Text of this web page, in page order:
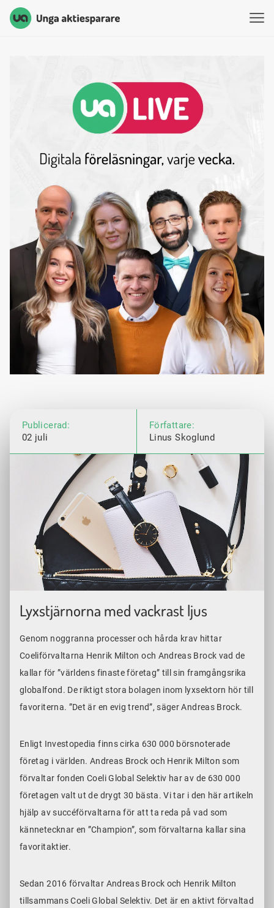
Unga Aktiesparare
Publicerad:
02 juli
Författare:
Linus Skoglund
Lyxstjärnorna med vackrast ljus
Genom noggranna processer och hårda krav hittar
Coeliförvaltarna Henrik Milton och Andreas Brock vad de
kallar för ”världens finaste företag” till sin framgångsrika
globalfond. De riktigt stora bolagen inom lyxsektorn hör till
favoriterna. ”Det är en evig trend”, säger Andreas Brock.
Enligt Investopedia finns cirka 630 000 börsnoterade
företag i världen. Andreas Brock och Henrik Milton som
förvaltar fonden Coeli Global Selektiv har av de 630 000
företagen valt ut de drygt 30 bästa. Vi tar i den här artikeln
hjälp av succéförvaltarna för att ta reda på vad som
kännetecknar en ”Champion”, som förvaltarna kallar sina
favoritaktier.
Sedan 2016 förvaltar Andreas Brock och Henrik Milton
tillsammans Coeli Global Selektiv. Det är en aktivt förvaltad